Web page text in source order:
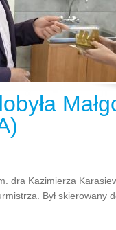
dra Kazimierza
Był skierowany